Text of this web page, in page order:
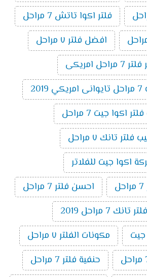
فلتر اكوا تاتش 7 مراحل
افضل فلتر ٧ مراحل
امريكى
اكوا جيت 7 مراحل
فلتر تانك ٧ مراحل
اكوا جيت للفلاتر
احسن فلتر 7 مراحل
7 مراحل 2019
جيت
مكونات الفلتر ٧ مراحل
حنفية فلتر 7 مراحل